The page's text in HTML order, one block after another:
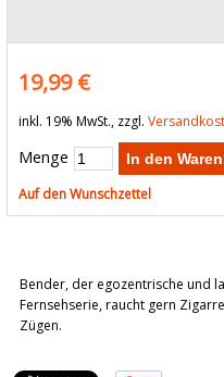
Bender, der egozentrische und
Fernsehserie, raucht gern
Zügen.
19,99 €
inkl. 19% MwSt., zzgl.
Menge In den
Auf den Wunschzettel